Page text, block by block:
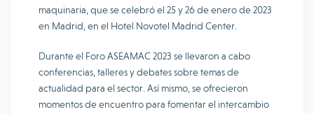
maquinaria, que se celebró el 25 y 26 de enero de 2023
en Madrid, en el Hotel Novotel Madrid Center.
Durante el Foro ASEAMAC 2023 se llevaron a cabo
conferencias, talleres y debates sobre temas de
actualidad para el sector. Así mismo, se ofrecieron
momentos de encuentro para fomentar el intercambio